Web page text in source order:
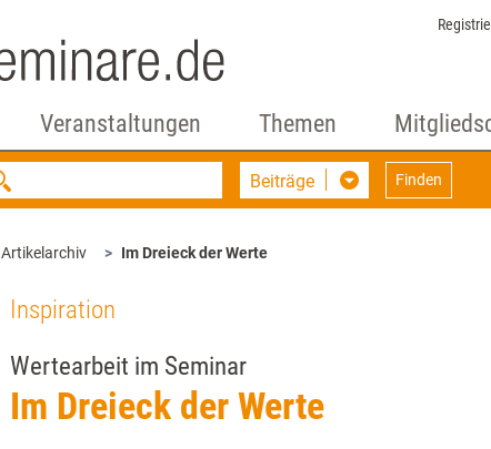
Veranstaltungen Themen
Beiträge Finden
Artikelarchiv Im Dreieck der Werte
Inspiration
Wertearbeit im Seminar
Im Dreieck der Werte